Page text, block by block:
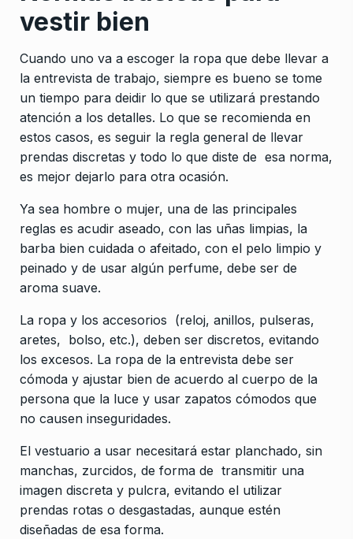
vestir bien
Cuando uno va a escoger la ropa que debe llevar a
la entrevista de trabajo, siempre es bueno se tome
un tiempo para deidir lo que se utilizará prestando
atención a los detalles. Lo que se recomienda en
estos casos, es seguir la regla general de llevar
prendas discretas y todo lo que diste de esa norma,
es mejor dejarlo para otra ocasión.
Ya sea hombre o mujer, una de las principales
reglas es acudir aseado, con las uñas limpias, la
barba bien cuidada o afeitado, con el pelo limpio y
peinado y de usar algún perfume, debe ser de
aroma suave.
La ropa y los accesorios (reloj, anillos, pulseras,
aretes, bolso, etc.), deben ser discretos, evitando
los excesos. La ropa de la entrevista debe ser
cómoda y ajustar bien de acuerdo al cuerpo de la
persona que la luce y usar zapatos cómodos que
no causen inseguridades.
El vestuario a usar necesitará estar planchado, sin
manchas, zurcidos, de forma de transmitir una
imagen discreta y pulcra, evitando el utilizar
prendas rotas o desgastadas, aunque estén
diseñadas de esa forma.